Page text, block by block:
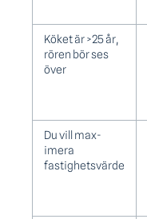
Köket är >25 år,
rören bör ses
över
Du vill max­
imera
fastighetsvärde